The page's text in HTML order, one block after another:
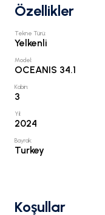
Özellikler
Tekne Türü:
Yelkenli
Model:
OCEANIS 34.1
Kabin:
3
Yıl:
2024
Bayrak:
Turkey
Koşullar